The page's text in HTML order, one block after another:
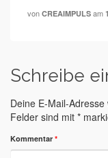
von CREAIMPULS am
Schreibe
Deine E-Mail-
Felder sind mit *
Kommentar *